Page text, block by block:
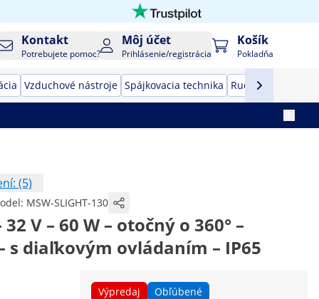
Kontakt
Potrebujete pomoc?
Môj účet
Prihlásenie/registrácia
Košík
Pokladňa
Vzduchové nástroje Spájkovacia technika Ručné náradie
(5)
MSW-SLIGHT-130
V – 60 W – otočný o 360° –
s diaľkovým ovládaním – IP65
Výpredaj Obľúbené